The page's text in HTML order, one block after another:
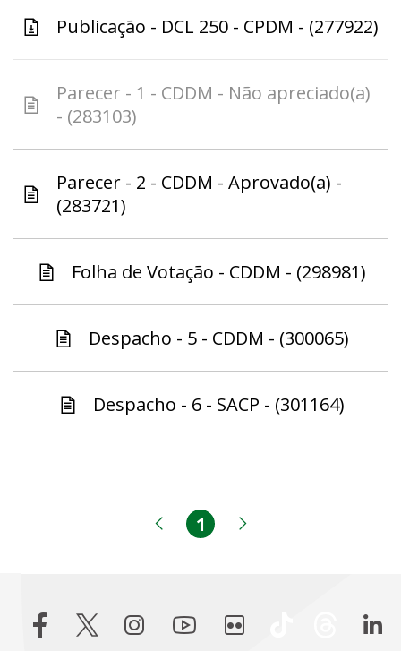
Publicação - DCL 250 - CPDM - (277922)
Parecer - 1 - CDDM - Não apreciado(a)
- (283103)
Parecer - 2 - CDDM - Aprovado(a) -
(283721)
Folha de Votação - CDDM - (298981)
Despacho - 5 - CDDM - (300065)
Despacho - 6 - SACP - (301164)
Página anterior
Página
1